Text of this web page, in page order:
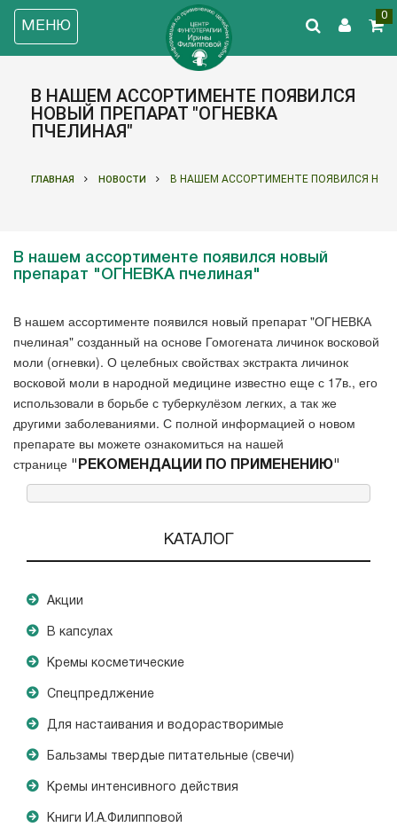
МЕНЮ
0
В НАШЕМ АССОРТИМЕНТЕ ПОЯВИЛСЯ
НОВЫЙ ПРЕПАРАТ "ОГНЕВКА
ПЧЕЛИНАЯ"
ГЛАВНАЯ НОВОСТИ В НАШЕМ АССОРТИМЕНТЕ ПОЯВИЛСЯ
В нашем ассортименте появился новый
препарат "ОГНЕВКА пчелиная"
В нашем ассортименте появился новый препарат "ОГНЕВКА
пчелиная" созданный на основе Гомогената личинок восковой
моли (огневки). О целебных свойствах экстракта личинок
восковой моли в народной медицине известно еще с 17в., его
использовали в борьбе с туберкулёзом легких, а так же
другими заболеваниями. С полной информацией о новом
препарате вы можете ознакомиться на нашей
странице "РЕКОМЕНДАЦИИ ПО ПРИМЕНЕНИЮ"
КАТАЛОГ
Акции
В капсулах
Кремы косметические
Спецпредлжение
Для настаивания и водорастворимые
Бальзамы твердые питательные (свечи)
Кремы интенсивного действия
Книги И.А.Филипповой